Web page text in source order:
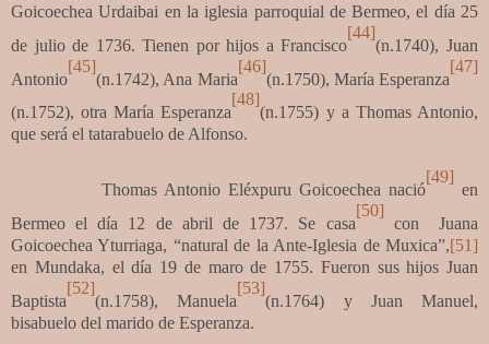
Goicoechea Urdaibai en la iglesia parroquial de Bermeo, el día 25
de julio de 1736. Tienen por hijos a Francisco
[44]
(n.1740), Juan
Antonio
[45]
(n.1742), Ana Maria
[46]
(n.1750), María Esperanza
[47]
(n.1752), otra María Esperanza
[48]
(n.1755) y a Thomas Antonio,
que será el tatarabuelo de Alfonso.
Thomas Antonio Eléxpuru Goicoechea nació
[49]
en
Bermeo el día 12 de abril de 1737. Se casa
[50]
con Juana
Goicoechea Yturriaga, “natural de la Ante-Iglesia de Muxica”,[51]
en Mundaka, el día 19 de maro de 1755. Fueron sus hijos Juan
Baptista
[52]
(n.1758), Manuela
[53]
(n.1764) y Juan Manuel,
bisabuelo del marido de Esperanza.